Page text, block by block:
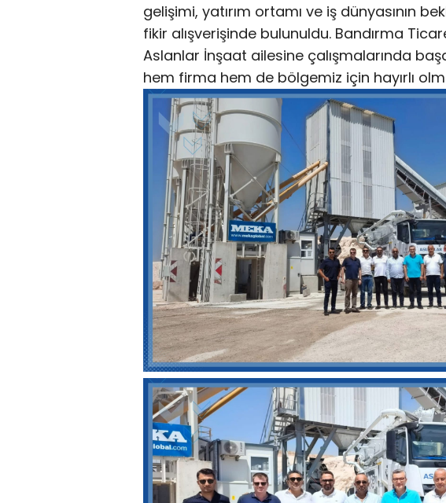
gelişimi, yatırım ortamı ve iş dünyasının
fikir alışverişinde bulunuldu. Bandırma
Aslanlar İnşaat ailesine çalışmalarında
hem firma hem de bölgemiz için hayırlı